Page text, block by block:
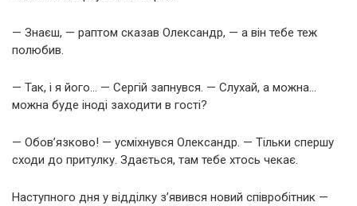
— Знаєш, — раптом сказав Олександр, — а він тебе теж
полюбив.
— Так, і я його… — Сергій запнувся. — Слухай, а можна…
можна буде іноді заходити в гості?
— Обов’язково! — усміхнувся Олександр. — Тільки спершу
сходи до притулку. Здається, там тебе хтось чекає.
Наступного дня у відділку з’явився новий співробітник —